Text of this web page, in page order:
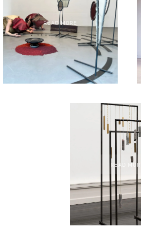
READ MORE
READ MORE